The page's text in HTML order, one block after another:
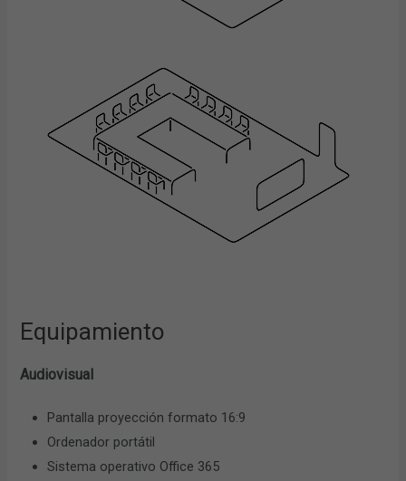
Equipamiento
Audiovisual
Pantalla proyección formato 16:9
Ordenador portátil
Sistema operativo Office 365